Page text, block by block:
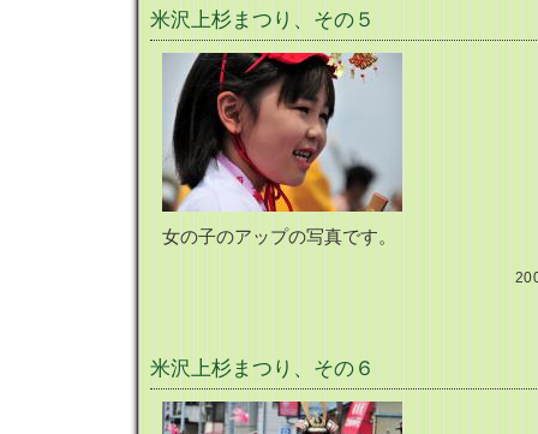
米沢上杉まつり、その５
女の子のアップの写真です。
米沢上杉まつり、その６